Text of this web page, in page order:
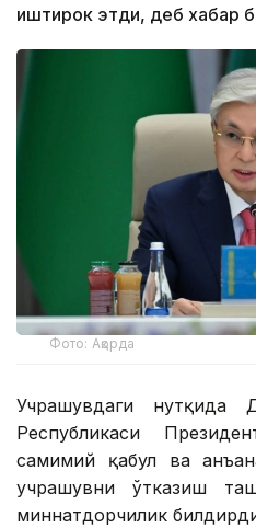
иштирок этди, деб хабар
Фото: Ақорда
Учрашувдаги нутқида
Республикаси
самимий қабул ва
учрашувни ўтказиш
миннатдорчилик